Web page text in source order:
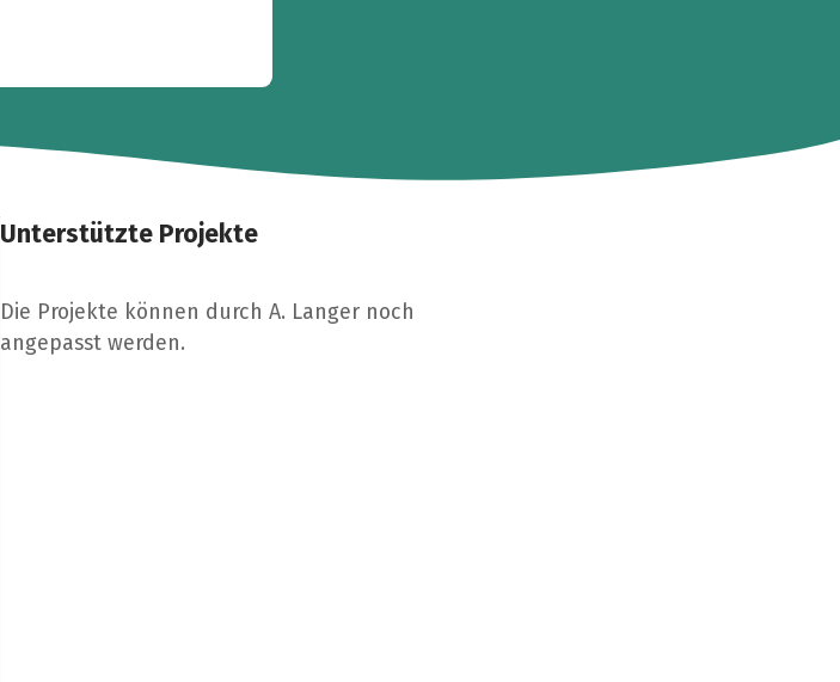
Unterstützte Projekte
Die Projekte können durch A. Langer noch
angepasst werden.